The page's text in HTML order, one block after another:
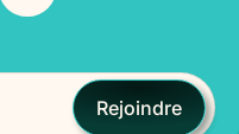
Rejoindre